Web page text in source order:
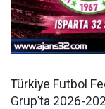
Türkiye Futbol
Grup’ta 2026-